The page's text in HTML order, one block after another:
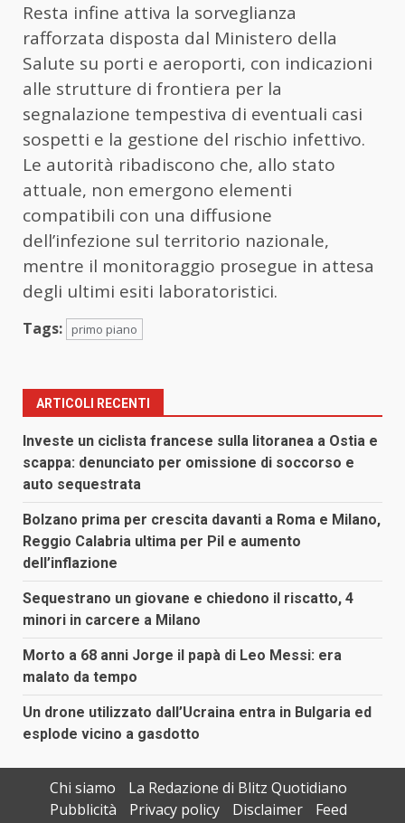
Resta infine attiva la sorveglianza
rafforzata disposta dal Ministero della
Salute su porti e aeroporti, con indicazioni
alle strutture di frontiera per la
segnalazione tempestiva di eventuali casi
sospetti e la gestione del rischio infettivo.
Le autorità ribadiscono che, allo stato
attuale, non emergono elementi
compatibili con una diffusione
dell’infezione sul territorio nazionale,
mentre il monitoraggio prosegue in attesa
degli ultimi esiti laboratoristici.
Tags: primo piano
ARTICOLI RECENTI
Investe un ciclista francese sulla litoranea a Ostia e
scappa: denunciato per omissione di soccorso e
auto sequestrata
Bolzano prima per crescita davanti a Roma e Milano,
Reggio Calabria ultima per Pil e aumento
dell’inflazione
Sequestrano un giovane e chiedono il riscatto, 4
minori in carcere a Milano
Morto a 68 anni Jorge il papà di Leo Messi: era
malato da tempo
Un drone utilizzato dall’Ucraina entra in Bulgaria ed
esplode vicino a gasdotto
Chi siamo
La Redazione di Blitz Quotidiano
Pubblicità
Privacy policy Disclaimer Feed